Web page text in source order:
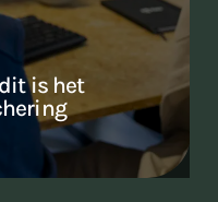
is het